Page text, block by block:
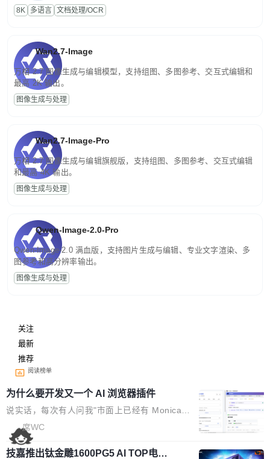
为便于存储、检索和二次处理的结构化结果。
8K 多语言 文档处理/OCR
Wan2.7-Image
万相 2.7 图像生成与编辑模型，支持组图、多图参考、交互式编辑和
最高 2K 输出。
图像生成与处理
Wan2.7-Image-Pro
万相 2.7 图像生成与编辑旗舰版，支持组图、多图参考、交互式编辑
和最高 4K 输出。
图像生成与处理
Qwen-Image-2.0-Pro
Qwen-Image-2.0 满血版，支持图片生成与编辑、专业文字渲染、多
图参考和高分辨率输出。
图像生成与处理
关注
最新
推荐
阅读榜单
为什么要开发又一个 AI 浏览器插件
说实话，每次有人问我"市面上已经有 Monica、
Sider、Copilot for Chrome 这些 AI 浏览器插件
了，你为什么还要再做一个"，我都觉得这个问题
问得好。 因为我自己也是从用户变成开发者的。
席WC
技嘉推出钛金雕1600PG5 AI TOP电